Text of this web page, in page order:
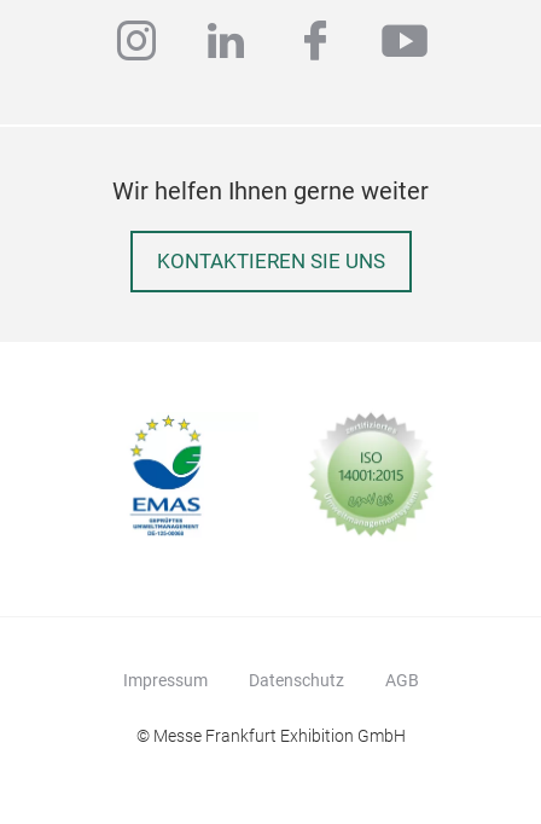
instagram
linkedinfacebook
Wir helfen Ihnen gerne weiter
KONTAKTIEREN SIE UNS
Impressum Datenschutz AGB
© Messe Frankfurt Exhibition GmbH